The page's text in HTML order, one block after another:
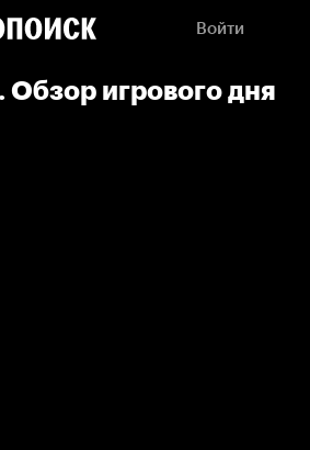
Войти
Обзор игрового дня